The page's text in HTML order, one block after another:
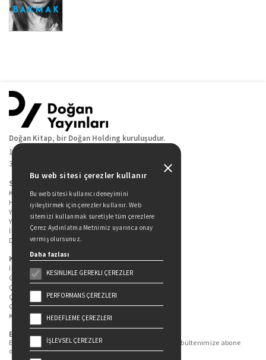
Doğan Kitap, bir Doğan Holding kuruluşudur.
19 Mayıs Cad. Golden Plaza No:1 Kat:10
34360 / Şişli / İstanbul
Sitede Yer Alan Sayfalar
Kitaplarımız
Hakkımızda
Yazarlarımız
Yazar Adayları İçin
İletişim
Duygu Asena Roman Ödülü
Kişisel Verilerin Korunması
İlgili Kişi Başvuru Formu
Genel Aydınlatma Metni
Çekiliş Aydınlatma Metni
Çerez Aydınlatma Metni
Gizlilik Politikası
Kullanım Şartları
Bizi Takip Edin...
En güncel kitap ve etkinliklerden haberdar olmak için bültenimize abone
olun.
Bu web sitesi çerezler kullanır
Bu web sitesi kullanıcı deneyimini
iyileştirmek için çerezler kullanır. Web
sitemizi kullanmak suretiyle tüm çerezlere
Çerez Aydınlatma Metnimiz uyarınca onay
vermiş olursunuz.
Daha fazlası
KESINLIKLE GEREKLI ÇEREZLER
PERFORMANS ÇEREZLERI
HEDEFLEME ÇEREZLERI
İŞLEVSEL ÇEREZLER